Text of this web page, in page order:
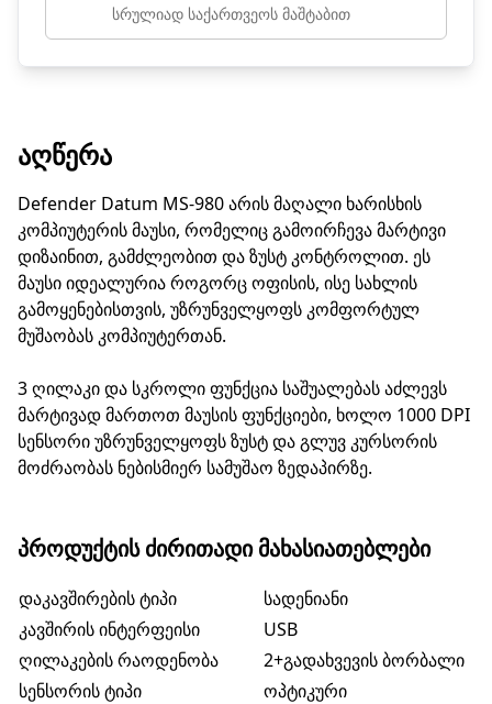
სრულიად საქართვეოს მაშტაბით
ᲐᲦᲬᲔᲠᲐ
Defender Datum MS-980 არის მაღალი ხარისხის
კომპიუტერის მაუსი, რომელიც გამოირჩევა მარტივი
დიზაინით, გამძლეობით და ზუსტ კონტროლით. ეს
მაუსი იდეალურია როგორც ოფისის, ისე სახლის
გამოყენებისთვის, უზრუნველყოფს კომფორტულ
მუშაობას კომპიუტერთან.
3 ღილაკი და სკროლი ფუნქცია საშუალებას აძლევს
მარტივად მართოთ მაუსის ფუნქციები, ხოლო 1000 DPI
სენსორი უზრუნველყოფს ზუსტ და გლუვ კურსორის
მოძრაობას ნებისმიერ სამუშაო ზედაპირზე.
ᲞᲠᲝᲓᲣᲥᲢᲘᲡ ᲫᲘᲠᲘᲗᲐᲓᲘ ᲛᲐᲮᲐᲡᲘᲐᲗᲔᲑᲚᲔᲑᲘ
დაკავშირების ტიპი
სადენიანი
კავშირის ინტერფეისი
USB
ღილაკების რაოდენობა
2+გადახვევის ბორბალი
სენსორის ტიპი
ოპტიკური